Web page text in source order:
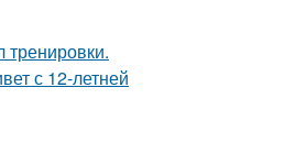
с 12-летней